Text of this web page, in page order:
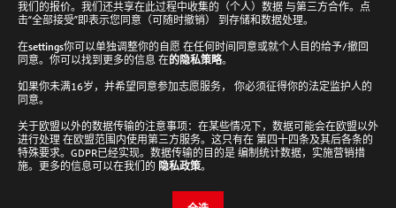
部
Analytik Jena 新闻通讯
接收新闻通讯
Cookie设置
我们的报价。我们还共享在此过程中收集的（个人）数据 与第三方合作。点
击“全部接受”即表示您同意（可随时撤销） 到存储和数据处理。
在settings你可以单独调整你的自愿 在任何时间同意或就个人目的给予/撤回
同意。你可以找到更多的信息 在的隐私策略。
如果你未满16岁，并希望同意参加志愿服务， 你必须征得你的法定监护人的
同意。
关于欧盟以外的数据传输的注意事项：在某些情况下，数据可能会在欧盟以外
进行处理 在欧盟范围内使用第三方服务。这只有在 第四十四条及其后各条的
特殊要求。GDPR已经实现。数据传输的目的是 编制统计数据，实施营销措
施。更多的信息可以在我们的 隐私政策。